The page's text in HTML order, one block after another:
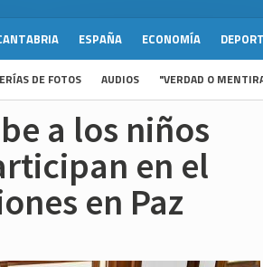
ESPAÑA ECONOMÍA
DE FOTOS AUDIOS "VERDAD O
a los niños
en el
en Paz